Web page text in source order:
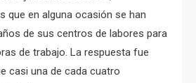
que en alguna ocasión se han
de sus centros de labores para
de trabajo. La respuesta fue
casi una de cada cuatro